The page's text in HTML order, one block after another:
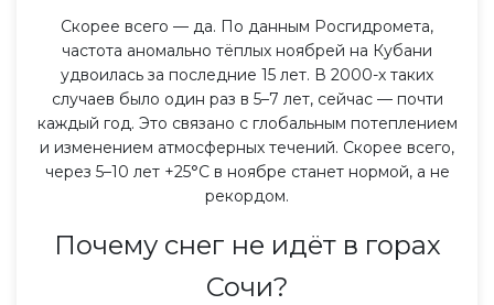
Скорее всего — да. По данным Росгидромета,
частота аномально тёплых ноябрей на Кубани
удвоилась за последние 15 лет. В 2000-х таких
случаев было один раз в 5–7 лет, сейчас — почти
каждый год. Это связано с глобальным потеплением
и изменением атмосферных течений. Скорее всего,
через 5–10 лет +25°C в ноябре станет нормой, а не
рекордом.
Почему снег не идёт в горах
Сочи?